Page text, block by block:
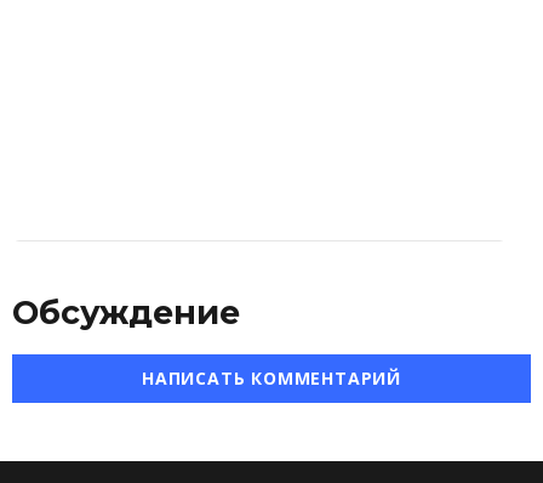
Обсуждение
НАПИСАТЬ КОММЕНТАРИЙ